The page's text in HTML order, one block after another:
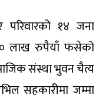
१४ जना
लाख रुपैयाँ फसेको
संस्था भुवन चैत्य
सहकारीमा जम्मा